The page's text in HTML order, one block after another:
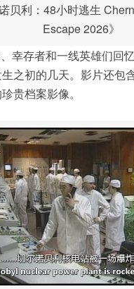
诺贝利：48小时逃生
Escape 2026》
幸存者和一线英雄们回
之初的几天。影片还包
贵档案影像。